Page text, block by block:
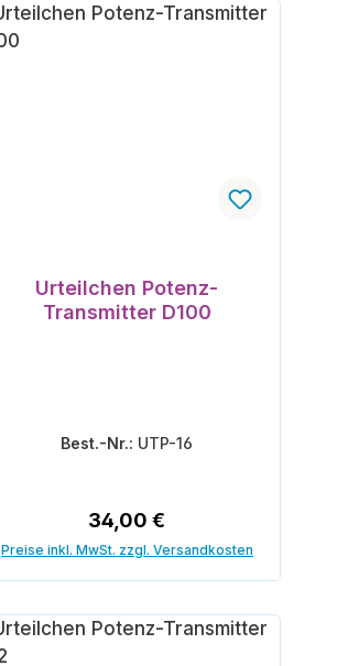
Urteilchen Potenz-
Transmitter D100
Best.-Nr.: UTP-16
Regulärer Preis:
34,00 €
Preise inkl. MwSt. zzgl. Versandkosten